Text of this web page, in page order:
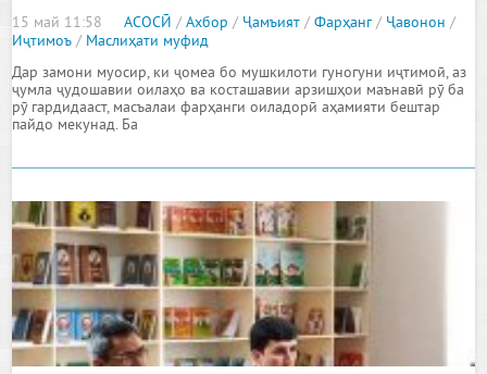
15 май 11:58 АСОСӢ /Ахбор / Ҷамъият /Фарҳанг/ Ҷавонон /
Иҷтимоъ / Маслиҳати муфид
Дар замони муосир, ки ҷомеа бо мушкилоти гуногуни иҷтимоӣ, аз
ҷумла ҷудошавии оилаҳо ва косташавии арзишҳои маънавӣ рӯ ба
рӯ гардидааст, масъалаи фарҳанги оиладорӣ аҳамияти бештар
пайдо мекунад. Ба